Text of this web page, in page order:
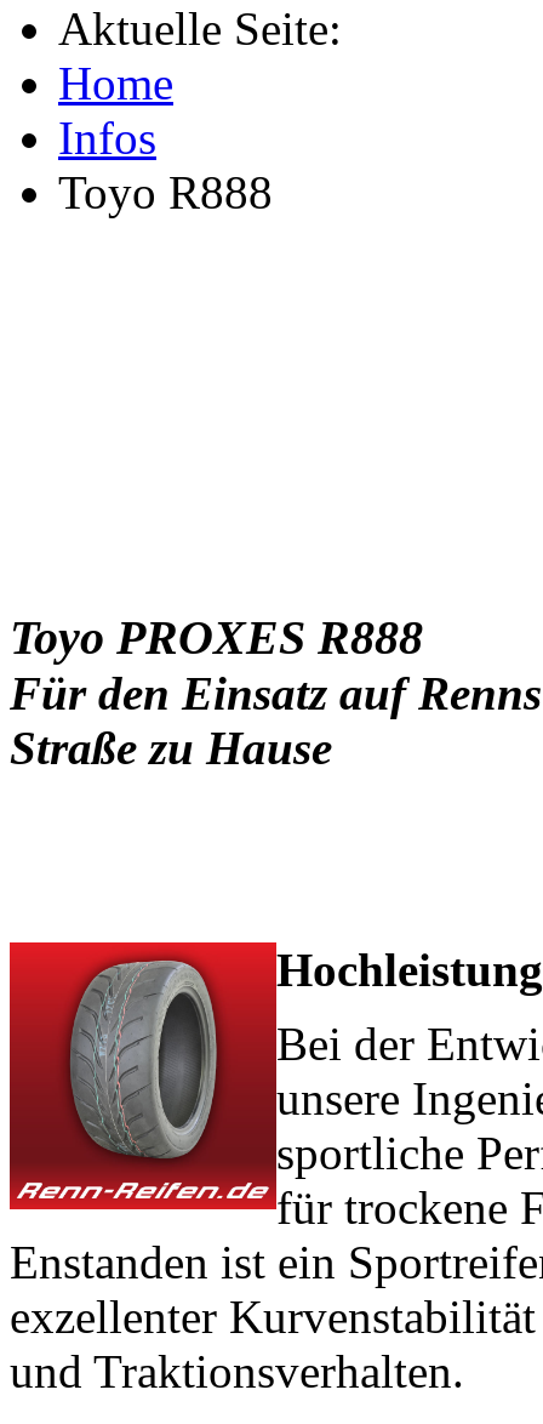
Aktuelle Seite:
Home
Infos
Toyo R888
Toyo PROXES R888
Für den Einsatz auf
Straße zu Hause
Bei der
unsere
sportliche
für trockene
Enstanden ist ein
exzellenter
und Traktionsverhalten.